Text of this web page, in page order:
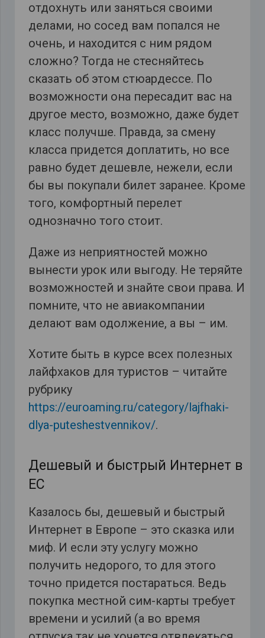
отдохнуть или заняться своими
делами, но сосед вам попался не
очень, и находится с ним рядом
сложно? Тогда не стесняйтесь
сказать об этом стюардессе. По
возможности она пересадит вас на
другое место, возможно, даже будет
класс получше. Правда, за смену
класса придется доплатить, но все
равно будет дешевле, нежели, если
бы вы покупали билет заранее. Кроме
того, комфортный перелет
однозначно того стоит.
Даже из неприятностей можно
вынести урок или выгоду. Не теряйте
возможностей и знайте свои права. И
помните, что не авиакомпании
делают вам одолжение, а вы – им.
Хотите быть в курсе всех полезных
лайфхаков для туристов – читайте
рубрику
https://euroaming.ru/category/lajfhaki-
dlya-puteshestvennikov/.
Дешевый и быстрый Интернет в
ЕС
Казалось бы, дешевый и быстрый
Интернет в Европе – это сказка или
миф. И если эту услугу можно
получить недорого, то для этого
точно придется постараться. Ведь
покупка местной сим-карты требует
времени и усилий (а во время